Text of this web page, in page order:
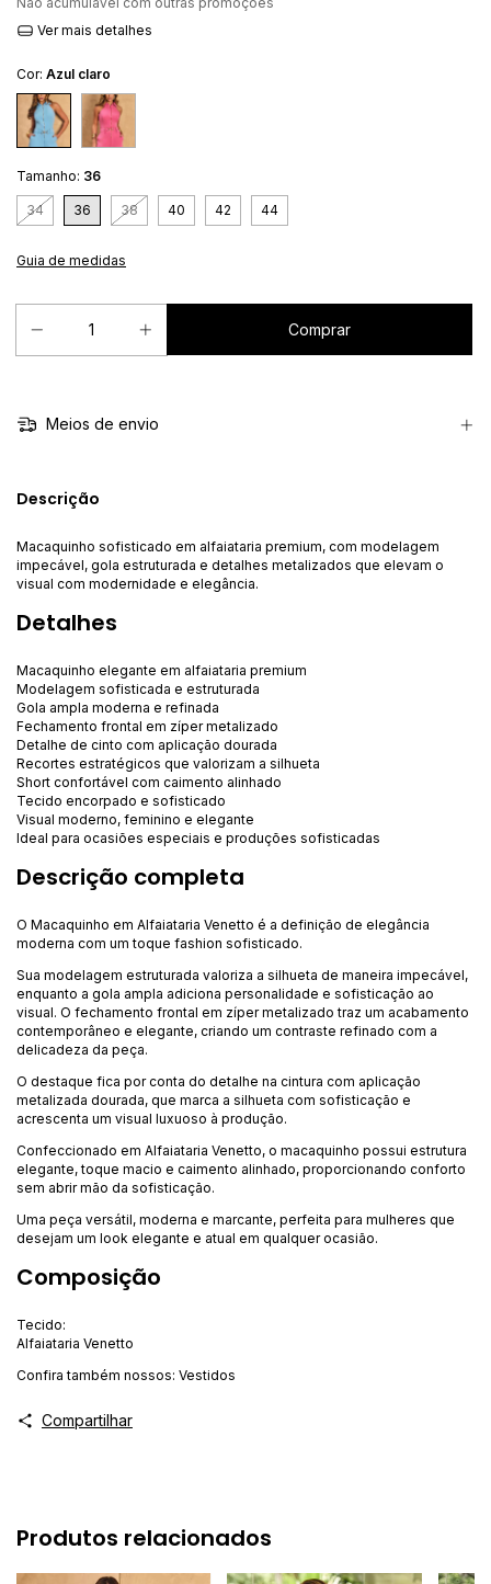
Ver mais detalhes
Cor: Azul claro
Tamanho: 36
34 36 38 40 42 44
Guia de medidas
Meios de envio
Descrição
Macaquinho sofisticado em alfaiataria premium, com modelagem
impecável, gola estruturada e detalhes metalizados que elevam o
visual com modernidade e elegância.
Detalhes
Macaquinho elegante em alfaiataria premium
Modelagem sofisticada e estruturada
Gola ampla moderna e refinada
Fechamento frontal em zíper metalizado
Detalhe de cinto com aplicação dourada
Recortes estratégicos que valorizam a silhueta
Short confortável com caimento alinhado
Tecido encorpado e sofisticado
Visual moderno, feminino e elegante
Ideal para ocasiões especiais e produções sofisticadas
Descrição completa
O Macaquinho em Alfaiataria Venetto é a definição de elegância
moderna com um toque fashion sofisticado.
Sua modelagem estruturada valoriza a silhueta de maneira impecável,
enquanto a gola ampla adiciona personalidade e sofisticação ao
visual. O fechamento frontal em zíper metalizado traz um acabamento
contemporâneo e elegante, criando um contraste refinado com a
delicadeza da peça.
O destaque fica por conta do detalhe na cintura com aplicação
metalizada dourada, que marca a silhueta com sofisticação e
acrescenta um visual luxuoso à produção.
Confeccionado em Alfaiataria Venetto, o macaquinho possui estrutura
elegante, toque macio e caimento alinhado, proporcionando conforto
sem abrir mão da sofisticação.
Uma peça versátil, moderna e marcante, perfeita para mulheres que
desejam um look elegante e atual em qualquer ocasião.
Composição
Tecido:
Alfaiataria Venetto
Confira também nossos: Vestidos
Compartilhar
Produtos relacionados